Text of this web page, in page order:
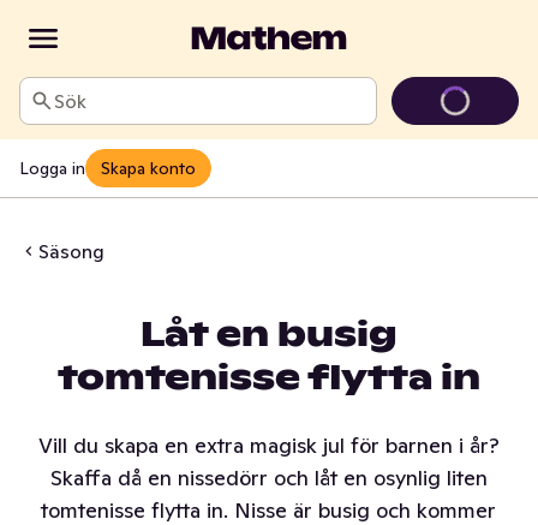
Sök
Logga in Skapa konto
Säsong
Låt en busig
tomtenisse flytta in
Vill du skapa en extra magisk jul för barnen i år?
Skaffa då en nissedörr och låt en osynlig liten
tomtenisse flytta in. Nisse är busig och kommer